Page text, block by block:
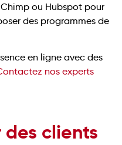
ou Hubspot pour
des programmes de
en ligne avec des
nos experts
des clients